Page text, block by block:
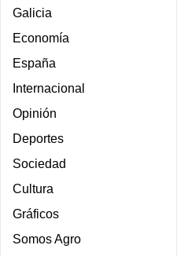
Galicia
Economía
España
Internacional
Opinión
Deportes
Sociedad
Cultura
Gráficos
Somos Agro